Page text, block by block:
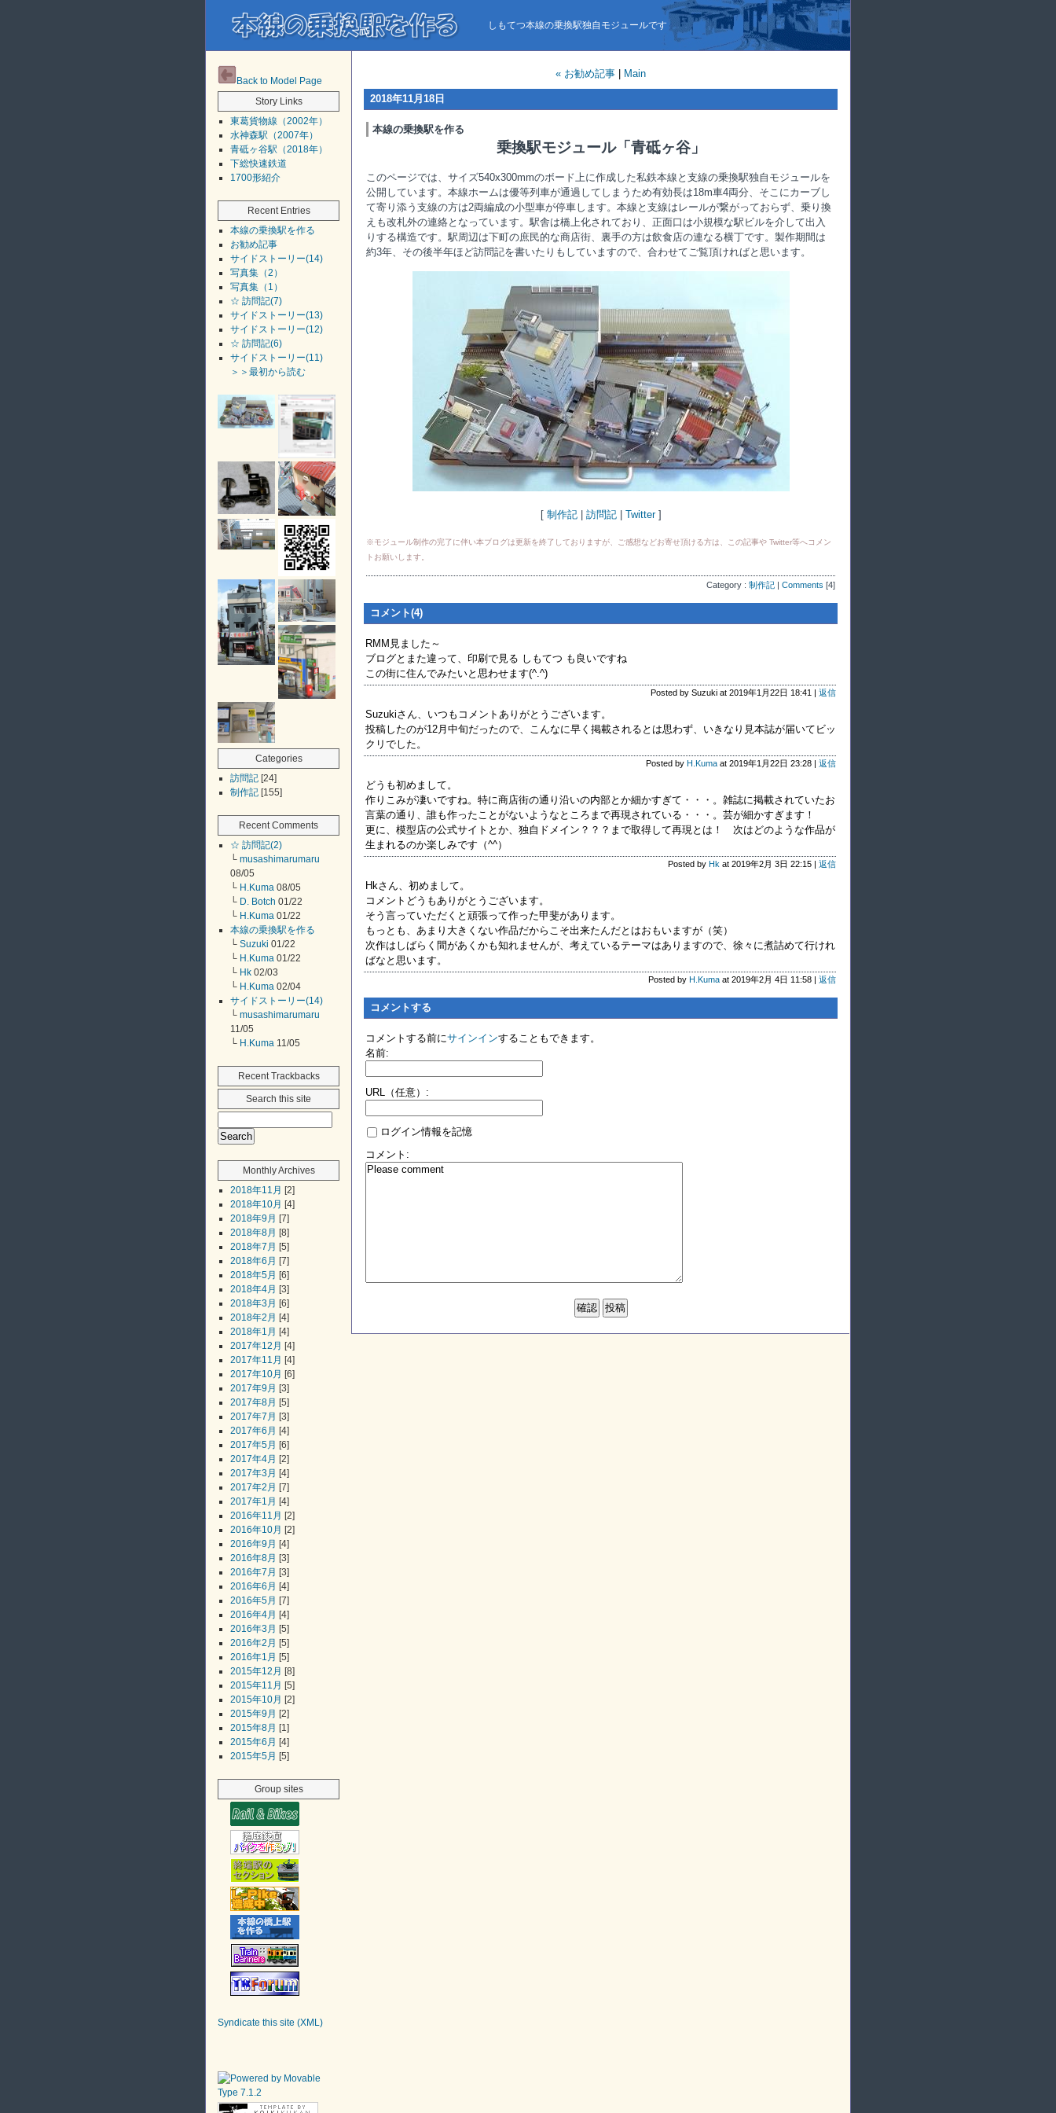
しもてつ本線の乗換駅独自モジュールです
Back to Model Page
Story Links
東葛貨物線（2002年）
水神森駅（2007年）
青砥ヶ谷駅（2018年）
下総快速鉄道
1700形紹介
Recent Entries
本線の乗換駅を作る
お勧め記事
サイドストーリー(14)
写真集（2）
写真集（1）
☆ 訪問記(7)
サイドストーリー(13)
サイドストーリー(12)
☆ 訪問記(6)
サイドストーリー(11)
＞＞最初から読む
Categories
訪問記 [24]
制作記 [155]
Recent Comments
☆ 訪問記(2)
└ musashimarumaru
08/05
└ H.Kuma 08/05
└ D. Botch 01/22
└ H.Kuma 01/22
本線の乗換駅を作る
└ Suzuki 01/22
└ H.Kuma 01/22
└ Hk 02/03
└ H.Kuma 02/04
サイドストーリー(14)
└ musashimarumaru
11/05
└ H.Kuma 11/05
Recent Trackbacks
Search this site
Monthly Archives
2018年11月 [2]
2018年10月 [4]
2018年9月 [7]
2018年8月 [8]
2018年7月 [5]
2018年6月 [7]
2018年5月 [6]
2018年4月 [3]
2018年3月 [6]
2018年2月 [4]
2018年1月 [4]
2017年12月 [4]
2017年11月 [4]
2017年10月 [6]
2017年9月 [3]
2017年8月 [5]
2017年7月 [3]
2017年6月 [4]
2017年5月 [6]
2017年4月 [2]
2017年3月 [4]
2017年2月 [7]
2017年1月 [4]
2016年11月 [2]
2016年10月 [2]
2016年9月 [4]
2016年8月 [3]
2016年7月 [3]
2016年6月 [4]
2016年5月 [7]
2016年4月 [4]
2016年3月 [5]
2016年2月 [5]
2016年1月 [5]
2015年12月 [8]
2015年11月 [5]
2015年10月 [2]
2015年9月 [2]
2015年8月 [1]
2015年6月 [4]
2015年5月 [5]
Group sites
Syndicate this site (XML)
« お勧め記事 Main
2018年11月18日
本線の乗換駅を作る
乗換駅モジュール「青砥ヶ谷」
このページでは、サイズ540x300mmのボード上に作成した私鉄本線と支線の乗換駅独自モジュールを
公開しています。本線ホームは優等列車が通過してしまうため有効長は18m車4両分、そこにカーブし
て寄り添う支線の方は2両編成の小型車が停車します。本線と支線はレールが繋がっておらず、乗り換
えも改札外の連絡となっています。駅舎は橋上化されており、正面口は小規模な駅ビルを介して出入
りする構造です。駅周辺は下町の庶民的な商店街、裏手の方は飲食店の連なる横丁です。製作期間は
約3年、その後半年ほど訪問記を書いたりもしていますので、合わせてご覧頂ければと思います。
[ 制作記| 訪問記| Twitter]
※モジュール制作の完了に伴い本ブログは更新を終了しておりますが、ご感想などお寄せ頂ける方は、この記事や Twitter等へコメン
トお願いします。
Category : 制作記 | Comments [4]
コメント(4)
RMM見ました～
ブログとまた違って、印刷で見る しもてつ も良いですね
この街に住んでみたいと思わせます(^.^)
Posted by Suzuki at 2019年1月22日 18:41 | 返信
Suzukiさん、いつもコメントありがとうございます。
投稿したのが12月中旬だったので、こんなに早く掲載されるとは思わず、いきなり見本誌が届いてビッ
クリでした。
Posted by H.Kuma at 2019年1月22日 23:28 | 返信
どうも初めまして。
作りこみが凄いですね。特に商店街の通り沿いの内部とか細かすぎて・・・。雑誌に掲載されていたお
言葉の通り、誰も作ったことがないようなところまで再現されている・・・。芸が細かすぎます！
更に、模型店の公式サイトとか、独自ドメイン？？？まで取得して再現とは！ 次はどのような作品が
生まれるのか楽しみです（^^）
Posted by Hk at 2019年2月 3日 22:15 | 返信
Hkさん、初めまして。
コメントどうもありがとうございます。
そう言っていただくと頑張って作った甲斐があります。
もっとも、あまり大きくない作品だからこそ出来たんだとはおもいますが（笑）
次作はしばらく間があくかも知れませんが、考えているテーマはありますので、徐々に煮詰めて行けれ
ばなと思います。
Posted by H.Kuma at 2019年2月 4日 11:58 | 返信
コメントする
コメントする前にサインインすることもできます。
名前:
URL（任意）:
ログイン情報を記憶
コメント: